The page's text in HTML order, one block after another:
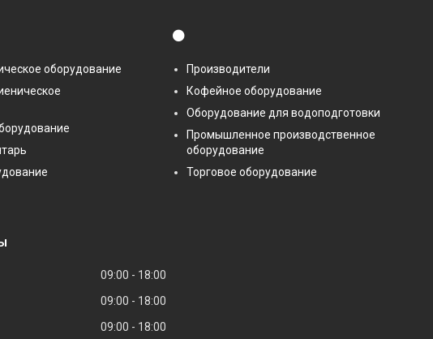
оборудование
⚫
Производители
Кофейное оборудование
Оборудование для водоподготовки
Промышленное производственное
оборудование
Торговое оборудование
09:00
18:00
09:00
18:00
09:00 18:00